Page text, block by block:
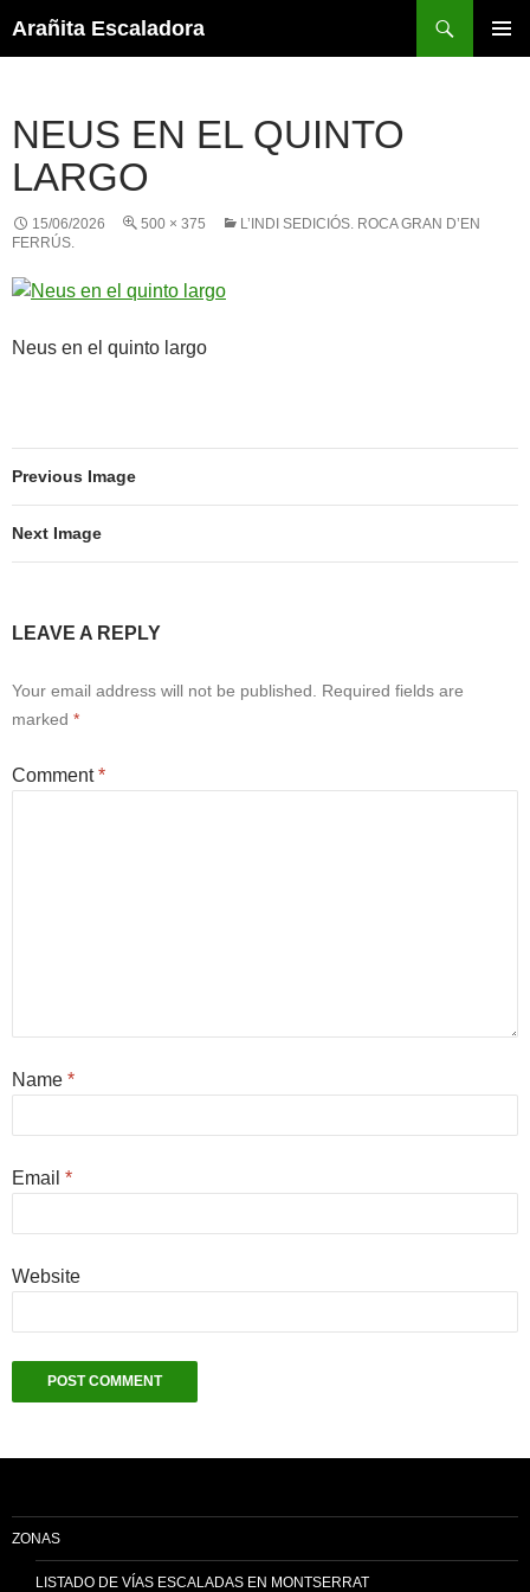
to
Arañita Escaladora
NEUS EN EL QUINTO
LARGO
15/06/2026 500 × 375
L’INDI SEDICIÓS. ROCA GRAN D’EN
FERRÚS.
Neus en el quinto largo
Previous Image
Next Image
LEAVE A REPLY
Your email address will not be published.
Required fields are
marked *
Comment*
Name *
Email *
Website
ZONAS
LISTADO DE VÍAS ESCALADAS EN MONTSERRAT